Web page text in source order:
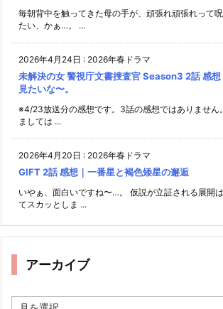
毎朝背中を触ってきた母の手が、頑張れ頑張れって
たい、かぁ…。 ...
2026年4月24日 : 2026年春ドラマ
未解決の女 警視庁文書捜査官 Season3 2話 感想
見たいな〜。
※4/23放送分の感想です。3話の感想ではありません
ましては ...
2026年4月20日 : 2026年春ドラマ
GIFT 2話 感想｜一番星と褐色矮星の邂逅
いやぁ、面白いですね〜…。 仮説が立証される展開
てスカッとしま ...
アーカイブ